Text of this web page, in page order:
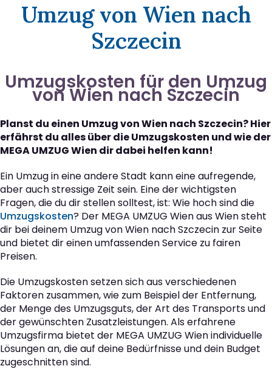
Umzug von Wien nach
Szczecin
Umzugskosten für den Umzug
von Wien nach Szczecin
Planst du einen Umzug von Wien nach Szczecin? Hier
erfährst du alles über die Umzugskosten und wie der
MEGA UMZUG Wien dir dabei helfen kann!
Ein Umzug in eine andere Stadt kann eine aufregende,
aber auch stressige Zeit sein. Eine der wichtigsten
Fragen, die du dir stellen solltest, ist: Wie hoch sind die
Umzugskosten? Der MEGA UMZUG Wien aus Wien steht
dir bei deinem Umzug von Wien nach Szczecin zur Seite
und bietet dir einen umfassenden Service zu fairen
Preisen.
Die Umzugskosten setzen sich aus verschiedenen
Faktoren zusammen, wie zum Beispiel der Entfernung,
der Menge des Umzugsguts, der Art des Transports und
der gewünschten Zusatzleistungen. Als erfahrene
Umzugsfirma bietet der MEGA UMZUG Wien individuelle
Lösungen an, die auf deine Bedürfnisse und dein Budget
zugeschnitten sind.